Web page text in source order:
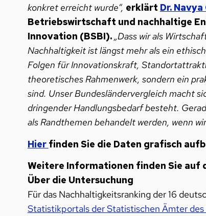
konkret erreicht wurde“, erklärt Dr.
Betriebswirtschaft und nachhaltige
Innovation (BSBI).„Dass wir als
Nachhaltigkeit ist längst mehr als ein
Folgen für Innovationskraft,
theoretisches Rahmenwerk, sondern ein
sind. Unser Bundesländervergleich macht
dringender Handlungsbedarf besteht.
als Randthemen behandelt werden, wenn
Hier finden Sie die Daten grafisch
Weitere Informationen finden Sie auf
Über die Untersuchung
Für das Nachhaltigkeitsranking der 16
Statistikportals der Statistischen Ämter des